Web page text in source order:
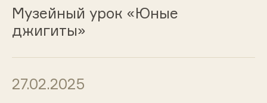
Музейный урок «Юные
джигиты»
27.02.2025